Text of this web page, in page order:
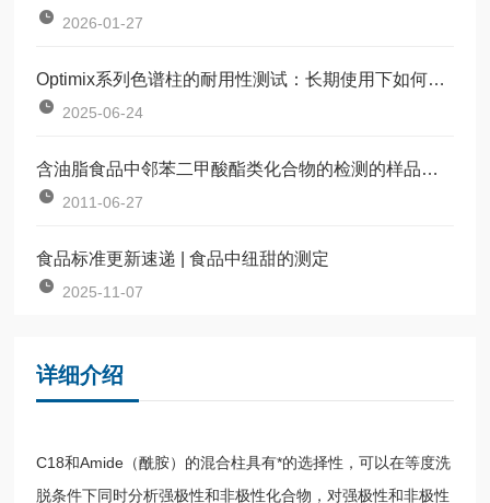
2026-01-27
Optimix系列色谱柱的耐用性测试：长期使用下如何保持柱效稳定？
2025-06-24
含油脂食品中邻苯二甲酸酯类化合物的检测的样品前处理
2011-06-27
食品标准更新速递 | 食品中纽甜的测定
2025-11-07
详细介绍
C18和Amide（酰胺）的混合柱具有*的选择性，可以在等度洗
脱条件下同时分析强极性和非极性化合物，对强极性和非极性